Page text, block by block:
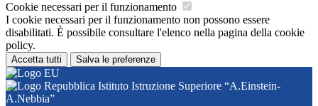
Cookie necessari per il funzionamento
I cookie necessari per il funzionamento non possono essere
disabilitati. È possibile consultare l'elenco nella pagina della cookie
policy.
Accetta tutti Salva le preferenze
Istituto Istruzione Superiore “A.Einstein-
A.Nebbia”